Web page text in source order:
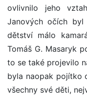
ovlivnilo jeho
Janových očích
dětství málo
Tomáš G. Masaryk
to se také projevilo
byla naopak pojítko
všechny své děti,